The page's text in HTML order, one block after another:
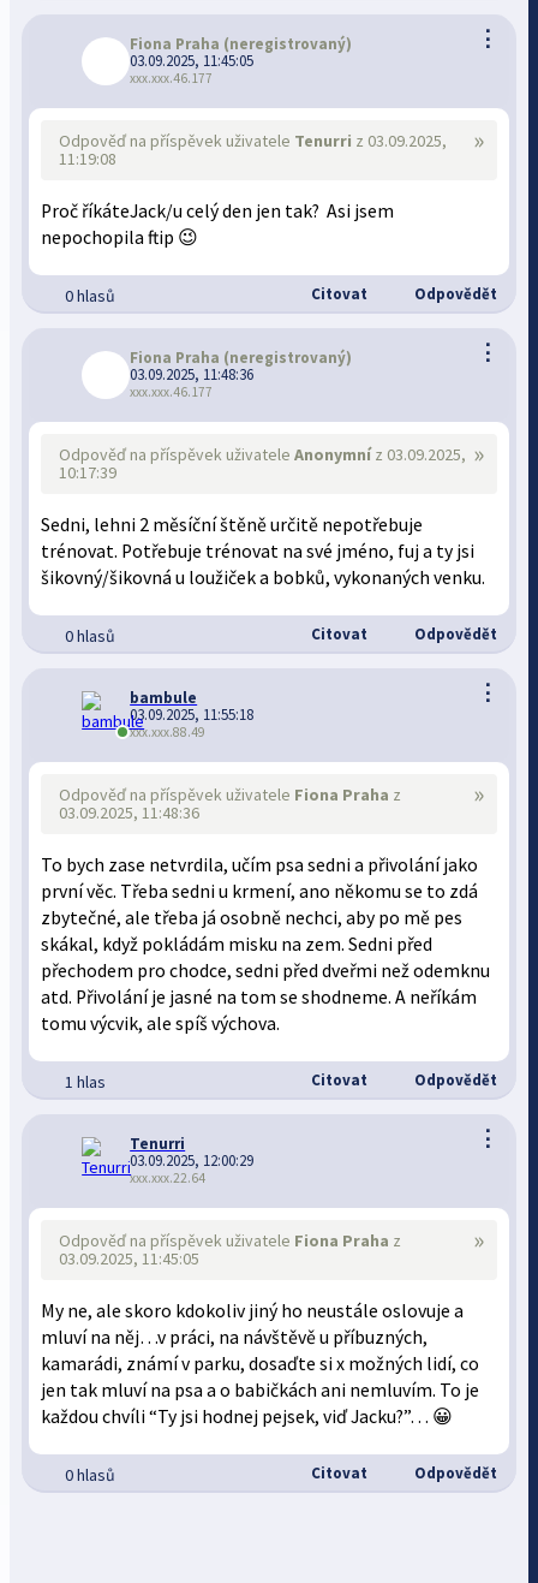
⋮
Fiona Praha (neregistrovaný)
03.09.2025, 11:45:05
xxx.xxx.46.177
»
Odpověď na příspěvek uživatele Tenurri z 03.09.2025,
11:19:08
Proč říkáteJack/u celý den jen tak? Asi jsem
nepochopila ftip 😉
0 hlasů Citovat Odpovědět
⋮
Fiona Praha (neregistrovaný)
03.09.2025, 11:48:36
xxx.xxx.46.177
»
Odpověď na příspěvek uživateleAnonymníz 03.09.2025,
10:17:39
Sedni, lehni 2 měsíční štěně určitě nepotřebuje
trénovat. Potřebuje trénovat na své jméno, fuj a ty jsi
šikovný/šikovná u loužiček a bobků, vykonaných venku.
0 hlasů Citovat Odpovědět
⋮
bambule
03.09.2025, 11:55:18
xxx.xxx.88.49
»
Odpověď na příspěvek uživatele Fiona Praha z
03.09.2025, 11:48:36
To bych zase netvrdila, učím psa sedni a přivolání jako
první věc. Třeba sedni u krmení, ano někomu se to zdá
zbytečné, ale třeba já osobně nechci, aby po mě pes
skákal, když pokládám misku na zem. Sedni před
přechodem pro chodce, sedni před dveřmi než odemknu
atd. Přivolání je jasné na tom se shodneme. A neříkám
tomu výcvik, ale spíš výchova.
1 hlas Citovat Odpovědět
⋮
Tenurri
03.09.2025, 12:00:29
xxx.xxx.22.64
»
Odpověď na příspěvek uživatele Fiona Praha z
03.09.2025, 11:45:05
My ne, ale skoro kdokoliv jiný ho neustále oslovuje a
mluví na něj…v práci, na návštěvě u příbuzných,
kamarádi, známí v parku, dosaďte si x možných lidí, co
jen tak mluví na psa a o babičkách ani nemluvím. To je
každou chvíli “Ty jsi hodnej pejsek, viď Jacku?”… 😀
0 hlasů Citovat Odpovědět